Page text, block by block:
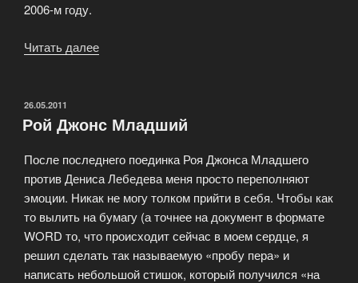
2006-м году.
Читать далее
Лухан
декабря»
ОПУБЛИКОВАНО
26.05.2011
Рой Джонс Младший
После последнего поединка Роя Джонса Младшего
против Дениса Лебедева меня просто переполняют
эмоции. Никак не могу толком прийти в себя. Чтобы как
то вылить на бумагу (а точнее на документ в формате
WORD то, что происходит сейчас в моем сердце, я
решил сделать так называемую «пробу пера» и
написать небольшой стишок, который получился «на